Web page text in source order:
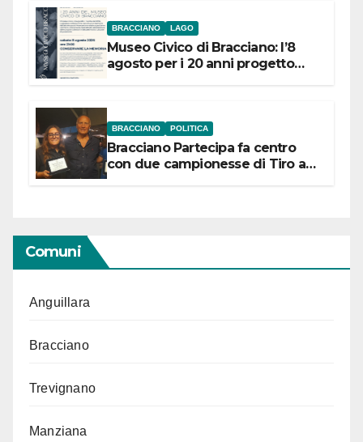
BRACCIANO LAGO
Museo Civico di Bracciano: l’8
agosto per i 20 anni progetto
BRACCIANO POLITICA
Bracciano Partecipa fa centro
con due campionesse di Tiro a
Comuni
Anguillara
Bracciano
Trevignano
Manziana